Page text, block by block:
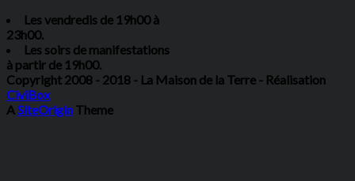
Les vendredis de 19h00 à
23h00.
Les soirs de manifestations
à partir de 19h00.
Copyright 2008 - 2018 - La Maison de la Terre - Réalisation
CiviBox
ASiteOrigin Theme